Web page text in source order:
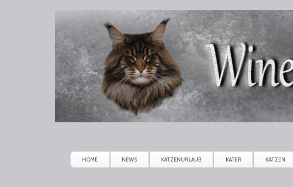
Winerau
Maine
Coon
HOME NEWS KATZENURLAUB KATER KATZEN